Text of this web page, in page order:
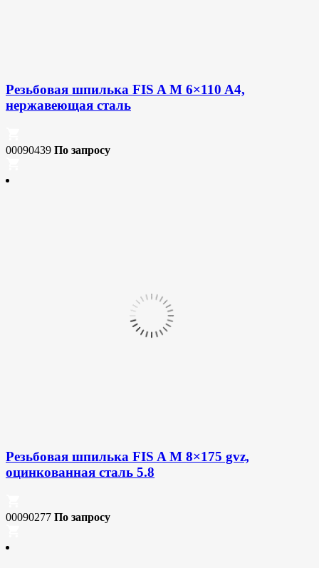
Резьбовая шпилька FIS A M 6×110 A4,
нержавеющая сталь
00090439 По запросу
Резьбовая шпилька FIS A M 8×175 gvz,
оцинкованная сталь 5.8
00090277 По запросу